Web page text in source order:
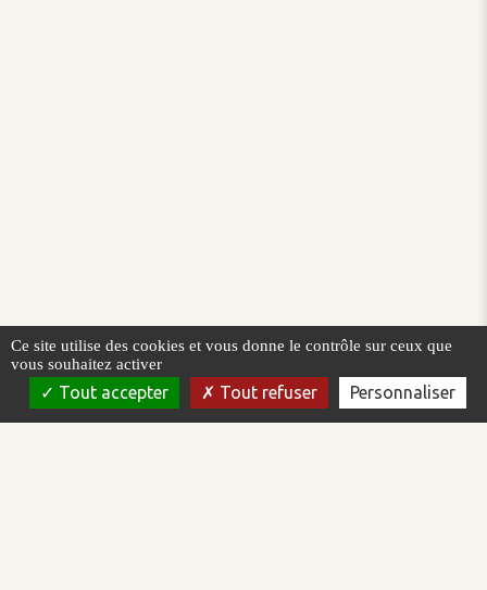
Ce site utilise des cookies et vous donne le contrôle sur ceux que
vous souhaitez activer
Tout accepter Tout refuser Personnaliser